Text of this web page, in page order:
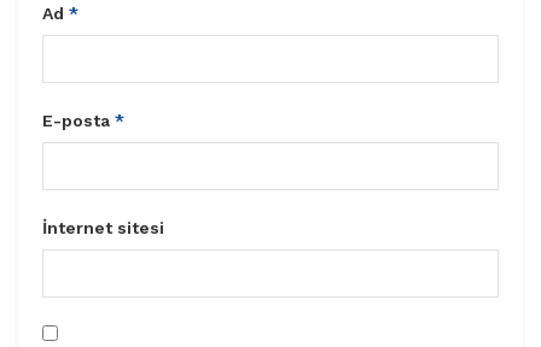
Ad *
E-posta *
İnternet sitesi